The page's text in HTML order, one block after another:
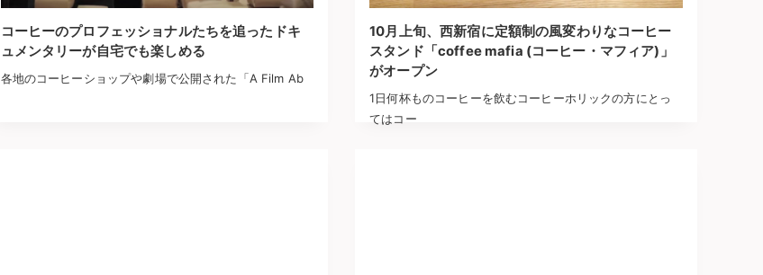
コーヒーのプロフェッショナルたちを追ったドキ
ュメンタリーが自宅でも楽しめる
各地のコーヒーショップや劇場で公開された「A Film Ab
10月上旬、西新宿に定額制の風変わりなコーヒー
スタンド「coffee mafia (コーヒー・マフィア)」
がオープン
1日何杯ものコーヒーを飲むコーヒーホリックの方にとっ
てはコー